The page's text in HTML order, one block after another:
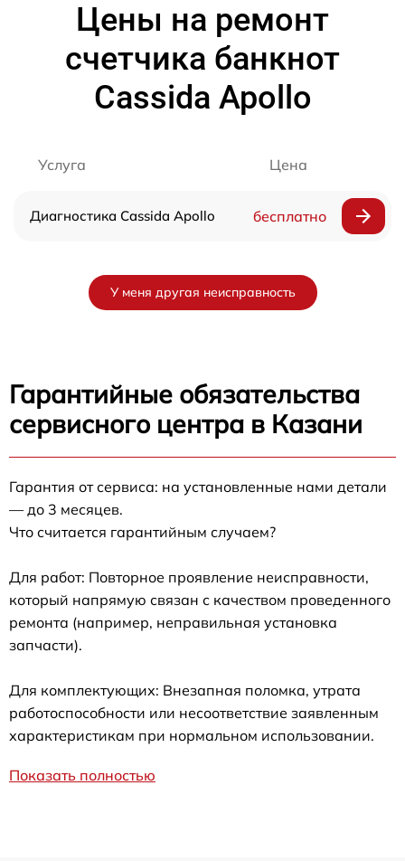
Цены на ремонт
счетчика банкнот
Cassida Apollo
Услуга Цена
Диагностика Cassida Apollo бесплатно
У меня другая неисправность
Гарантийные обязательства
сервисного центра в Казани
Гарантия от сервиса: на установленные нами детали
— до 3 месяцев.
Что считается гарантийным случаем?
Для работ: Повторное проявление неисправности,
который напрямую связан с качеством проведенного
ремонта (например, неправильная установка
запчасти).
Для комплектующих: Внезапная поломка, утрата
работоспособности или несоответствие заявленным
характеристикам при нормальном использовании.
Показать полностью